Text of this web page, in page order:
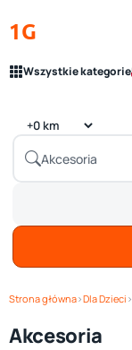
1G
Wszystkie kategorie
Strona główna›Dla Dzieci ›
Akcesoria